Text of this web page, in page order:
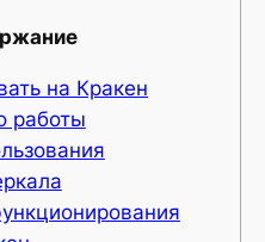
на Кракен
работы